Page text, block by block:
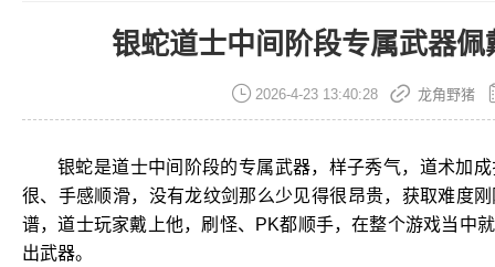
银蛇道士中间阶段专属武器
2026-4-23 13:40:28 龙角野猪
银蛇是道士中间阶段的专属武器，样子秀气，道术加
很、手感顺滑，没有龙纹剑那么少见得很昂贵，获取难度
谱，道士玩家戴上他，刷怪、PK都顺手，在整个游戏当中
出武器。